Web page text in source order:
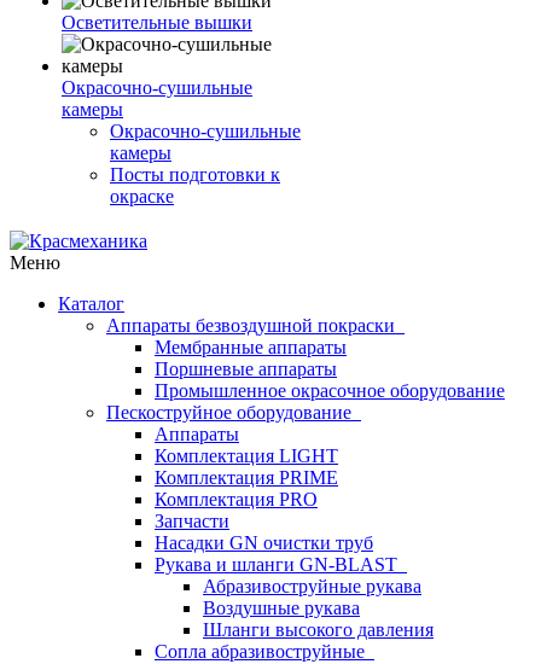
Осветительные вышки
Окрасочно-сушильные
камеры
Окрасочно-сушильные
камеры
Посты подготовки к
окраске
Меню
Каталог
Аппараты безвоздушной покраски
Мембранные аппараты
Поршневые аппараты
Промышленное окрасочное оборудование
Пескоструйное оборудование
Аппараты
Комплектация LIGHT
Комплектация PRIME
Комплектация PRO
Запчасти
Насадки GN очистки труб
Рукава и шланги GN-BLAST
Абразивоструйные рукава
Воздушные рукава
Шланги высокого давления
Сопла абразивоструйные